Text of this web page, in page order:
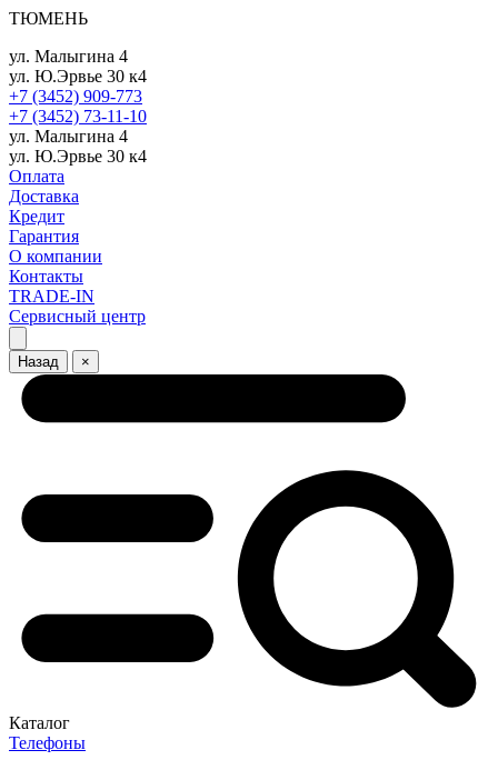
ТЮМЕНЬ
ул. Малыгина 4
ул. Ю.Эрвье 30 к4
+7 (3452) 909-773
+7 (3452) 73-11-10
ул. Малыгина 4
ул. Ю.Эрвье 30 к4
Оплата
Доставка
Кредит
Гарантия
О компании
Контакты
TRADE-IN
Сервисный центр
Назад ×
Каталог
Телефоны